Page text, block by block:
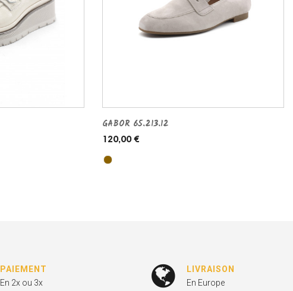
GABOR 65.213.12
120,00 €
PAIEMENT
En 2x ou 3x
LIVRAISON
En Europe